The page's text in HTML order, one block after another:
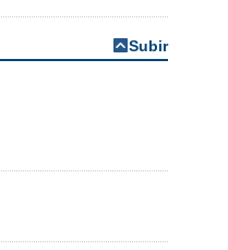
Subir